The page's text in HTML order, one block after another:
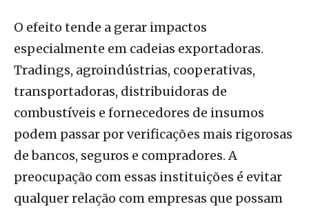
O efeito tende a gerar impactos
especialmente em cadeias exportadoras.
Tradings, agroindústrias, cooperativas,
transportadoras, distribuidoras de
combustíveis e fornecedores de insumos
podem passar por verificações mais rigorosas
de bancos, seguros e compradores. A
preocupação com essas instituições é evitar
qualquer relação com empresas que possam